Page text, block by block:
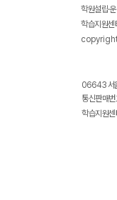
학원설립·
학습지원
06643 서
통신판매
학습지원